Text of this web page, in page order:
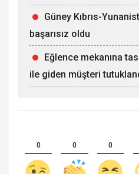
Güney Kıbrıs-
başarısız oldu
Eğlence mekanına
ile giden müşteri
0 0 0